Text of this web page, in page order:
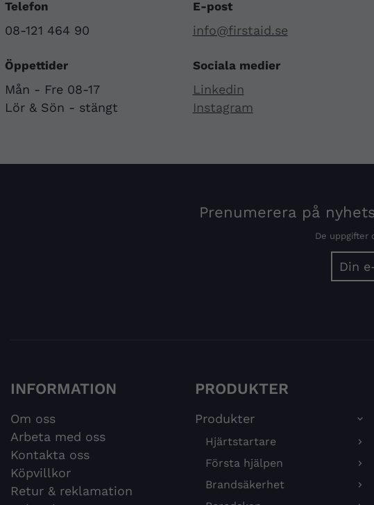
Telefon
08-121 464 90
E-post
info@firstaid.se
Öppettider
Mån - Fre 08-17
Lör & Sön - stängt
Sociala medier
Linkedin
Instagram
Prenumerera på
De uppgifter
INFORMATION
Om oss
Arbeta med oss
Kontakta oss
Köpvillkor
Retur & reklamation
PRODUKTER
Produkter
Hjärtstartare
Första hjälpen
Brandsäkerhet